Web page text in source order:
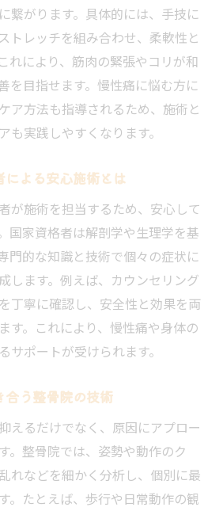
繋がります。具体的には、手技に
トレッチを組み合わせ、柔軟性と
れにより、筋肉の緊張やコリが和
を目指せます。慢性痛に悩む方に
ア方法も指導されるため、施術と
も実践しやすくなります。
よる安心施術とは
が施術を担当するため、安心して
国家資格者は解剖学や生理学を基
門的な知識と技術で個々の症状に
します。例えば、カウンセリング
丁寧に確認し、安全性と効果を両
す。これにより、慢性痛や身体の
サポートが受けられます。
合う整骨院の技術
えるだけでなく、原因にアプロー
。整骨院では、姿勢や動作のク
れなどを細かく分析し、個別に最
。たとえば、歩行や日常動作の観